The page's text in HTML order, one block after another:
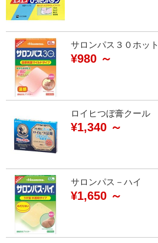
サロンパス３０ホット
¥980 ～
ロイヒつぼ膏クール
¥1,340 ～
サロンパス－ハイ
¥1,650 ～